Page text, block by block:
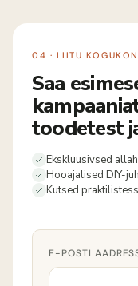
04 · LIITU
Saa
toodetest
Ekskluusivsed
Hooajalised DIY-
Kutsed
E-POSTI